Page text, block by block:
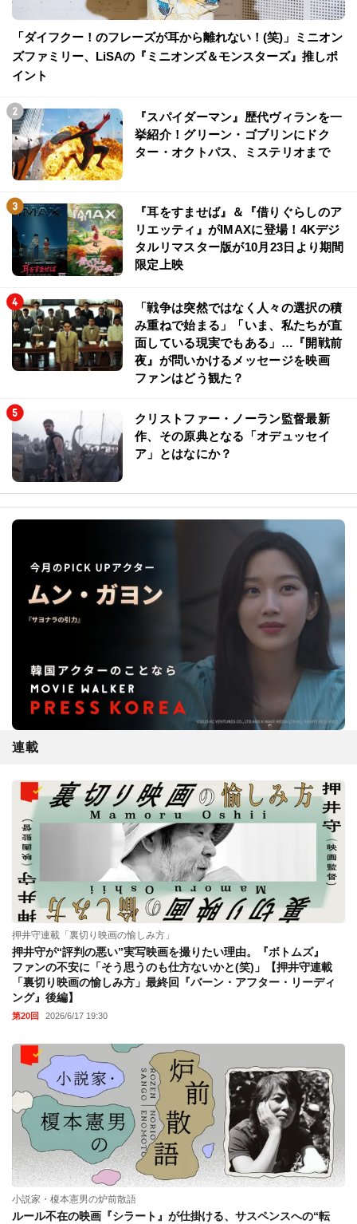
「ダイフクー！のフレーズが耳から離れない！(笑)」ミニオン
ズファミリー、LiSAの『ミニオンズ＆モンスターズ』推しポ
イント
『スパイダーマン』歴代ヴィランを一
挙紹介！グリーン・ゴブリンにドク
ター・オクトパス、ミステリオまで
『耳をすませば』＆『借りぐらしのア
リエッティ』がIMAXに登場！4Kデジ
タルリマスター版が10月23日より期間
限定上映
「戦争は突然ではなく人々の選択の積
み重ねで始まる」「いま、私たちが直
面している現実でもある」…『開戦前
夜』が問いかけるメッセージを映画
ファンはどう観た？
クリストファー・ノーラン監督最新
作、その原典となる「オデュッセイ
ア」とはなにか？
連載
押井守連載「裏切り映画の愉しみ方」
押井守が“評判の悪い”実写映画を撮りたい理由。『ボトムズ』
ファンの不安に「そう思うのも仕方ないかと(笑)」【押井守連載
「裏切り映画の愉しみ方」最終回『バーン・アフター・リーディ
ング』後編】
第20回 2026/6/17 19:30
小説家・榎本憲男の炉前散語
ルール不在の映画『シラート』が仕掛ける、サスペンスへの“転